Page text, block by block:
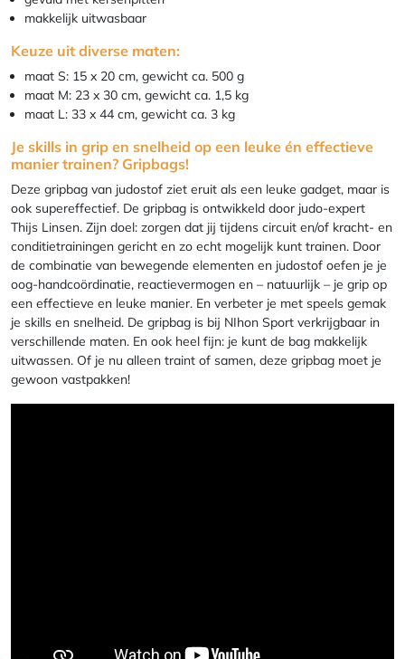
makkelijk uitwasbaar
Keuze uit diverse maten:
maat S: 15 x 20 cm, gewicht ca. 500 g
maat M: 23 x 30 cm, gewicht ca. 1,5 kg
maat L: 33 x 44 cm, gewicht ca. 3 kg
Je skills in grip en snelheid op een leuke én effectieve
manier trainen? Gripbags!
Deze gripbag van judostof ziet eruit als een leuke gadget, maar is
ook supereffectief. De gripbag is ontwikkeld door judo-expert
Thijs Linsen. Zijn doel: zorgen dat jij tijdens circuit en/of kracht- en
conditietrainingen gericht en zo echt mogelijk kunt trainen. Door
de combinatie van bewegende elementen en judostof oefen je je
oog-handcoördinatie, reactievermogen en – natuurlijk – je grip op
een effectieve en leuke manier. En verbeter je met speels gemak
je skills en snelheid. De gripbag is bij NIhon Sport verkrijgbaar in
verschillende maten. En ook heel fijn: je kunt de bag makkelijk
uitwassen. Of je nu alleen traint of samen, deze gripbag moet je
gewoon vastpakken!